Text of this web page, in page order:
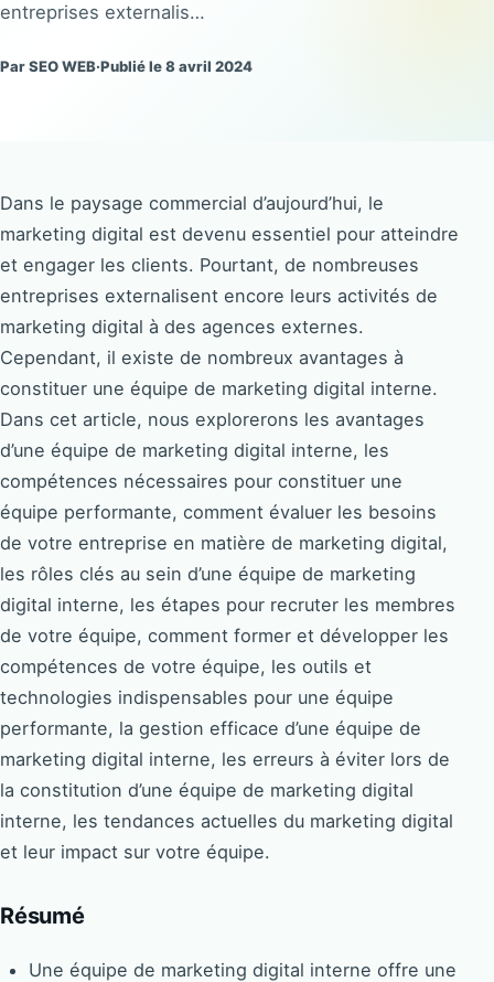
entreprises externalis…
Par SEO WEB·Publié le 8 avril 2024
Dans le paysage commercial d’aujourd’hui, le
marketing digital est devenu essentiel pour atteindre
et engager les clients. Pourtant, de nombreuses
entreprises externalisent encore leurs activités de
marketing digital à des agences externes.
Cependant, il existe de nombreux avantages à
constituer une équipe de marketing digital interne.
Dans cet article, nous explorerons les avantages
d’une équipe de marketing digital interne, les
compétences nécessaires pour constituer une
équipe performante, comment évaluer les besoins
de votre entreprise en matière de marketing digital,
les rôles clés au sein d’une équipe de marketing
digital interne, les étapes pour recruter les membres
de votre équipe, comment former et développer les
compétences de votre équipe, les outils et
technologies indispensables pour une équipe
performante, la gestion efficace d’une équipe de
marketing digital interne, les erreurs à éviter lors de
la constitution d’une équipe de marketing digital
interne, les tendances actuelles du marketing digital
et leur impact sur votre équipe.
Résumé
Une équipe de marketing digital interne offre une